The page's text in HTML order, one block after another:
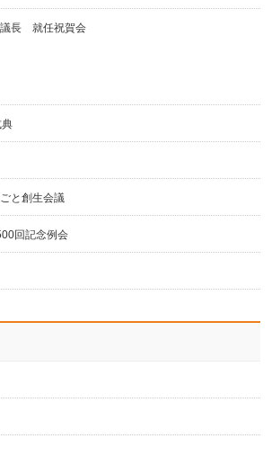
長 就任祝賀会
と創生会議
回記念例会